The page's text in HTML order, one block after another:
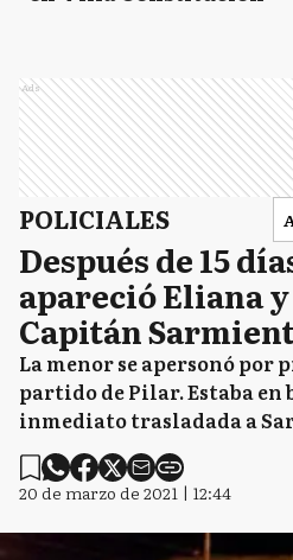
Ads
POLICIALES
Después de 15
apareció Eliana
Capitán
La menor se apersonó por
partido de Pilar. Estaba en
inmediato trasladada a
20 de marzo de 2021 | 12:44